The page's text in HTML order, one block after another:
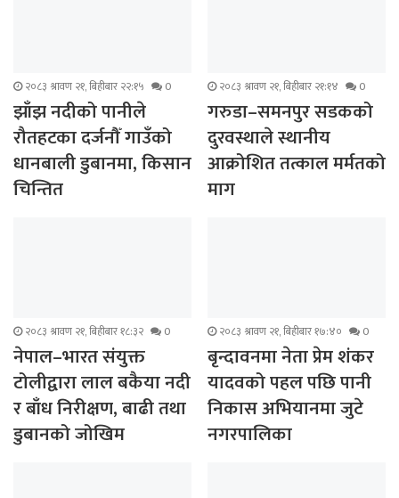
२०८३ श्रावण २१, बिहीबार २२:१५ 0
झाँझ नदीको पानीले
रौतहटका दर्जनौँ गाउँको
धानबाली डुबानमा, किसान
चिन्तित
२०८३ श्रावण २१, बिहीबार २१:१४ 0
गरुडा–समनपुर सडकको
दुरवस्थाले स्थानीय
आक्रोशित तत्काल मर्मतको
माग
२०८३ श्रावण २१, बिहीबार १८:३२ 0
नेपाल–भारत संयुक्त
टोलीद्वारा लाल बकैया नदी
र बाँध निरीक्षण, बाढी तथा
डुबानको जोखिम
२०८३ श्रावण २१, बिहीबार १७:४० 0
बृन्दावनमा नेता प्रेम शंकर
यादवको पहल पछि पानी
निकास अभियानमा जुटे
नगरपालिका